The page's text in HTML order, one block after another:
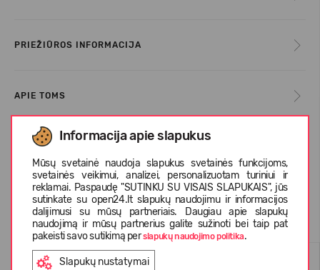
Informacija apie slapukus
Mūsų svetainė naudoja slapukus svetainės funkcijoms,
svetainės veikimui, analizei, personalizuotam turiniui ir
reklamai. Paspaudę "SUTINKU SU VISAIS SLAPUKAIS", jūs
sutinkate su open24.lt slapukų naudojimu ir informacijos
dalijimusi su mūsų partneriais. Daugiau apie slapukų
naudojimą ir mūsų partnerius galite sužinoti bei taip pat
pakeisti savo sutikimą perslapukų naudojimo politika.
Slapukų nustatymai
PRIEŽIŪROS INFORMACIJA
APIE TOMS
KLIENTŲ ATSILIEPIMAI (0)
Panašios prekės
VASARAI